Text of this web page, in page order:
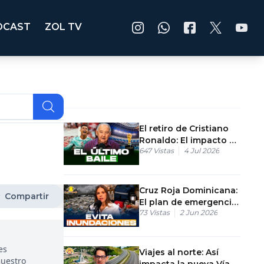
ZOL TV
Compartir
El retiro de Cristiano
Ronaldo: El impacto en
su último mundial
647 Vistas 4 Jul 2026
Cruz Roja Dominicana:
El plan de emergencia
ante la ruta de los
73 Vistas 2 Jun 2026
Viajes al norte: Así